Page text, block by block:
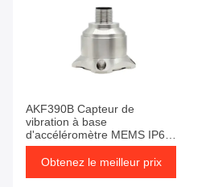
AKF390B Capteur de
vibration à base
d'accéléromètre MEMS IP67
RION
Obtenez le meilleur prix